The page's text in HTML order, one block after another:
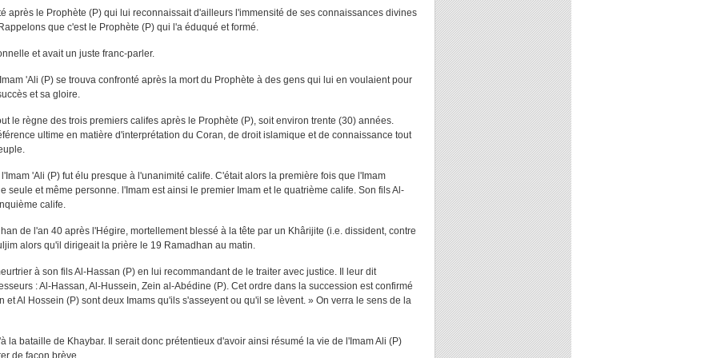
après le Prophète (P) qui lui reconnaissait d'ailleurs l'immensité de ses connaissances divines
que c'est le Prophète (P) qui l'a éduqué et formé.
et avait un juste franc-parler.
'Ali (P) se trouva confronté après la mort du Prophète à des gens qui lui en voulaient pour
et sa gloire.
le règne des trois premiers califes après le Prophète (P), soit environ trente (30) années.
ultime en matière d'interprétation du Coran, de droit islamique et de connaissance tout
'Ali (P) fut élu presque à l'unanimité calife. C'était alors la première fois que l'Imam
seule et même personne. l'Imam est ainsi le premier Imam et le quatrième calife. Son fils Al-
calife.
de l'an 40 après l'Hégire, mortellement blessé à la tête par un Khârijite (i.e. dissident, contre
alors qu'il dirigeait la prière le 19 Ramadhan au matin.
à son fils Al-Hassan (P) en lui recommandant de le traiter avec justice. Il leur dit
: Al-Hassan, Al-Hussein, Zein al-Abédine (P). Cet ordre dans la succession est confirmé
Al Hossein (P) sont deux Imams qu'ils s'asseyent ou qu'il se lèvent. » On verra le sens de la
la bataille de Khaybar. Il serait donc prétentieux d'avoir ainsi résumé la vie de l'Imam Ali (P)
de façon brève.